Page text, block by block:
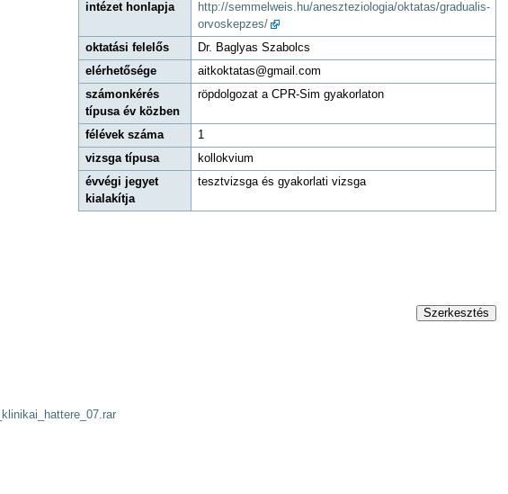
intézet honlapja
http://semmelweis.hu/aneszteziologia/oktatas/gradualis-
orvoskepzes/
oktatási felelős
Dr. Baglyas Szabolcs
elérhetősége
aitkoktatas@gmail.com
számonkérés
típusa év közben
röpdolgozat a CPR-Sim gyakorlaton
félévek száma
1
vizsga típusa
kollokvium
évvégi jegyet
kialakítja
tesztvizsga és gyakorlati vizsga
Szerkesztés